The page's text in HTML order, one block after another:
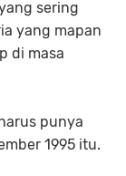
sering
yang mapan
di masa
punya
1995 itu.